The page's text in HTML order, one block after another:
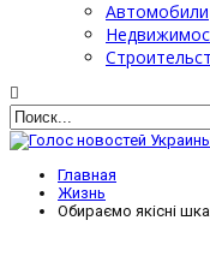
Автомобили
Главная
Жизнь
Обираємо якісні